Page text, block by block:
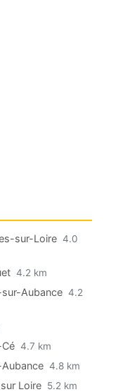
sur-Loire 4.0
4.2 km
Aubance 4.2
4.7 km
4.8 km
Loire 5.2 km